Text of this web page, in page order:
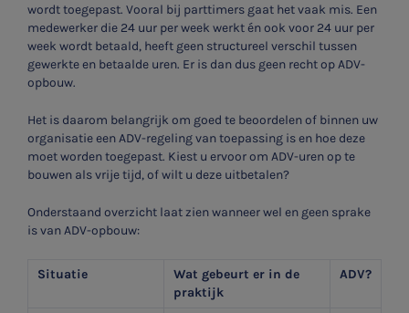
wordt toegepast. Vooral bij parttimers gaat het vaak mis. Een
medewerker die 24 uur per week werkt én ook voor 24 uur per
week wordt betaald, heeft geen structureel verschil tussen
gewerkte en betaalde uren. Er is dan dus geen recht op ADV-
opbouw.
Het is daarom belangrijk om goed te beoordelen of binnen uw
organisatie een ADV-regeling van toepassing is en hoe deze
moet worden toegepast. Kiest u ervoor om ADV-uren op te
bouwen als vrije tijd, of wilt u deze uitbetalen?
Onderstaand overzicht laat zien wanneer wel en geen sprake
is van ADV-opbouw:
Situatie
Wat gebeurt er in de
praktijk
ADV?